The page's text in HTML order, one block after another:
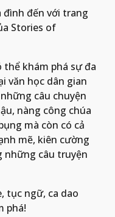
đình đến với trang
Stories of
thể khám phá sự đa
văn học dân gian
câu chuyện
nàng công chúa
mà còn có cả
mẽ, kiên cường
những câu truyện
tục ngữ, ca dao
phá!